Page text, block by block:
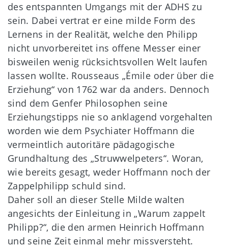
des entspannten Umgangs mit der ADHS zu
sein. Dabei vertrat er eine milde Form des
Lernens in der Realität, welche den Philipp
nicht unvorbereitet ins offene Messer einer
bisweilen wenig rücksichtsvollen Welt laufen
lassen wollte. Rousseaus „Émile oder über die
Erziehung“ von 1762 war da anders. Dennoch
sind dem Genfer Philosophen seine
Erziehungstipps nie so anklagend vorgehalten
worden wie dem Psychiater Hoffmann die
vermeintlich autoritäre pädagogische
Grundhaltung des „Struwwelpeters“. Woran,
wie bereits gesagt, weder Hoffmann noch der
Zappelphilipp schuld sind.
Daher soll an dieser Stelle Milde walten
angesichts der Einleitung in „Warum zappelt
Philipp?“, die den armen Heinrich Hoffmann
und seine Zeit einmal mehr missversteht.